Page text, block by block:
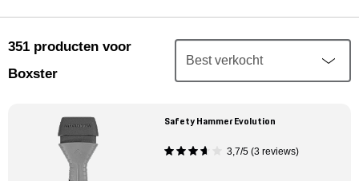
Porsche finder
Meer Porsche
351 producten voor
Boxster
Safety Hammer Evolution
3,7/5 (3 reviews)